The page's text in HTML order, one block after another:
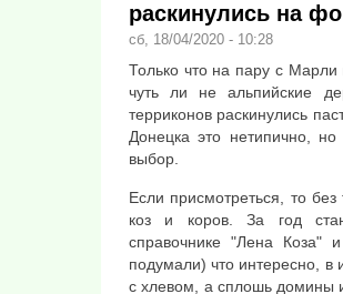
раскинулись на
сб, 18/04/2020 - 10:28
Только что на пару с
чуть ли не альпийские
терриконов раскинулись
Донецка это нетипично,
выбор.
Если присмотреться, то
коз и коров. За год
справочнике "Лена
подумали) что интересно, в
с хлевом, а сплошь домины